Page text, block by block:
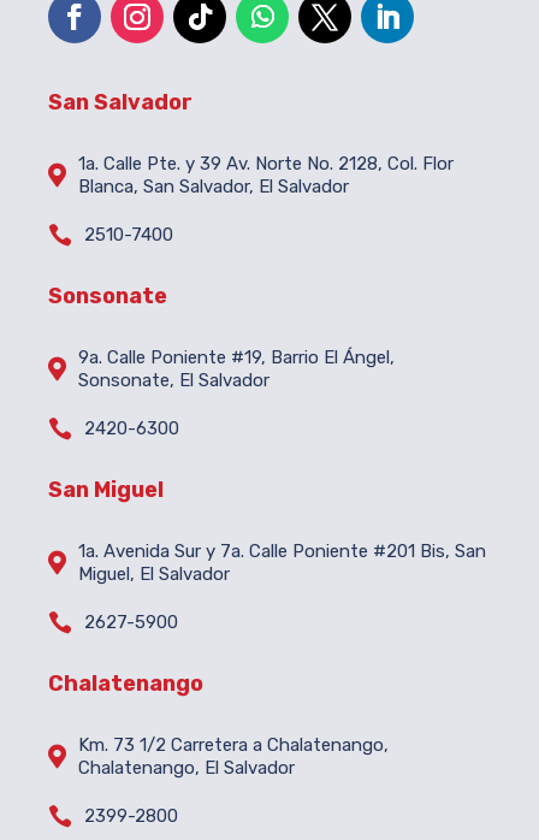
San Salvador
 1a. Calle Pte. y 39 Av. Norte No. 2128, Col. Flor
Blanca, San Salvador, El Salvador
 2510-7400
Sonsonate
 9a. Calle Poniente #19, Barrio El Ángel,
Sonsonate, El Salvador
 2420-6300
San Miguel
 1a. Avenida Sur y 7a. Calle Poniente #201 Bis, San
Miguel, El Salvador
 2627-5900
Chalatenango

Km. 73 1/2 Carretera a Chalatenango,
Chalatenango, El Salvador
 2399-2800